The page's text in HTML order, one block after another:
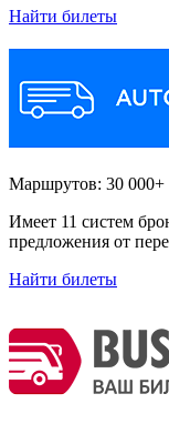
Найти билеты
Маршрутов: 30 000+
Имеет 11 систем
предложения от
Найти билеты